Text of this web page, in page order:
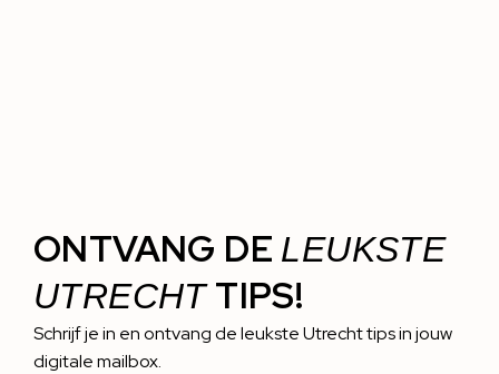
ONTVANG DE LEUKSTE
UTRECHTTIPS!
Schrijf je in en ontvang de leukste Utrecht tips in jouw
digitale mailbox.